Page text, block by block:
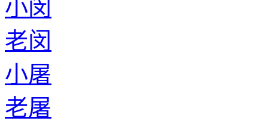
小闵
老闵
小屠
老屠